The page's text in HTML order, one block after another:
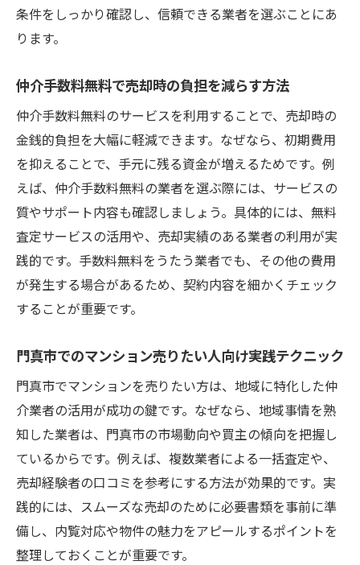
条件をしっかり確認し、信頼できる業者を選ぶことにあ
ります。
仲介手数料無料で売却時の負担を減らす方法
仲介手数料無料のサービスを利用することで、売却時の
金銭的負担を大幅に軽減できます。なぜなら、初期費用
を抑えることで、手元に残る資金が増えるためです。例
えば、仲介手数料無料の業者を選ぶ際には、サービスの
質やサポート内容も確認しましょう。具体的には、無料
査定サービスの活用や、売却実績のある業者の利用が実
践的です。手数料無料をうたう業者でも、その他の費用
が発生する場合があるため、契約内容を細かくチェック
することが重要です。
門真市でのマンション売りたい人向け実践テクニック
門真市でマンションを売りたい方は、地域に特化した仲
介業者の活用が成功の鍵です。なぜなら、地域事情を熟
知した業者は、門真市の市場動向や買主の傾向を把握し
ているからです。例えば、複数業者による一括査定や、
売却経験者の口コミを参考にする方法が効果的です。実
践的には、スムーズな売却のために必要書類を事前に準
備し、内覧対応や物件の魅力をアピールするポイントを
整理しておくことが重要です。